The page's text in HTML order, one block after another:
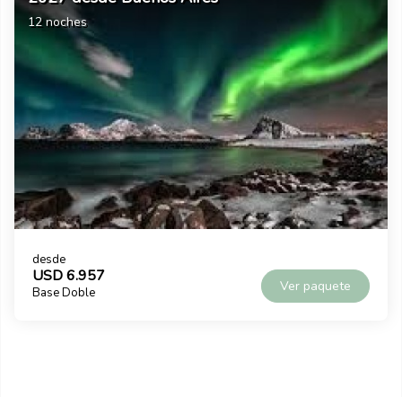
14 nochesdesde Buenos Aires
desde
USD 4.100
Base Doble Ver paquete